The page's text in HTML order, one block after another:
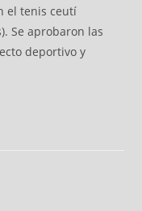
el tenis ceutí
Se aprobaron las
deportivo y